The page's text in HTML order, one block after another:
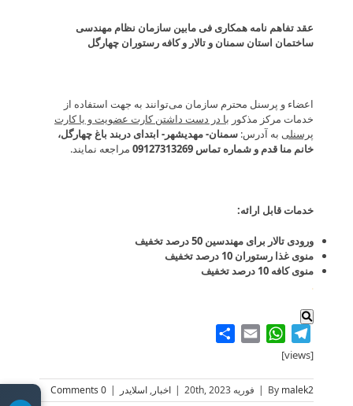
عقد تفاهم نامه همکاری فی مابین سازمان نظام مهندسی
ساختمان استان سمنان و تالار و کافه رستوران چهارگل
اعضاء و پرسنل محترم سازمان می‌توانند به جهت استفاده از
خدمات مرکز مذکور با در دست داشتن کارت عضویت و یا کارت
پرسنلی به آدرس: سمنان- مهدیشهر- ابتدای دربند باغ چهارگل،
خانم منا قدم و شماره تماس 09127313269 مراجعه نمایند.
خدمات قابل ارائه:
ورودی تالار برای مهندسین 50 درصد تخفیف
منوی غذا رستوران 10 درصد تخفیف
منوی کافه 10 درصد تخفیف
.
Telegram
WhatsApp
Email
[views]
By malek2
| فوریه 20th, 2023 | اخبار, اسلایدر |
0 Comments